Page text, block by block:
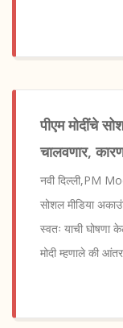
पीएम मोदींचे
चालवणार,
नवी दिल्ली,PM
सोशल मीडिया
स्वतः याची घोषणा
मोदी म्हणाले की